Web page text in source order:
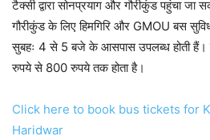
टैक्सी द्वारा सोनप्रयाग और गौरीकुंड पहुंचा जा
गौरीकुंड के लिए हिमगिरि और GMOU बस
सुबहः 4 से 5 बजे के आसपास उपलब्ध होती हैं।
रुपये से 800 रुपये तक होता है।
Click here to book bus tickets for
Haridwar